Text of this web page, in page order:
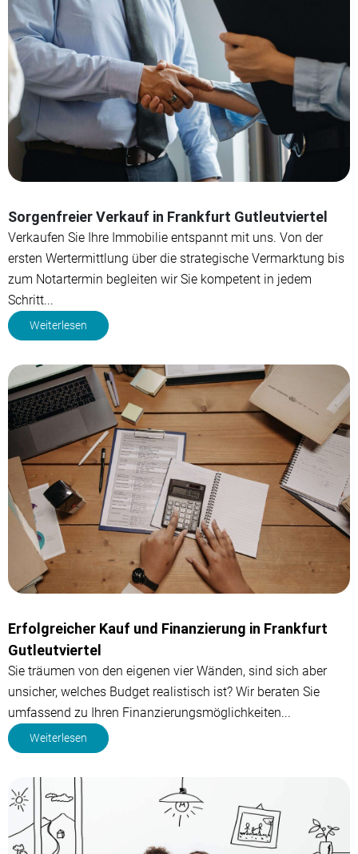
Sorgenfreier Verkauf in Frankfurt Gutleutviertel
Verkaufen Sie Ihre Immobilie entspannt mit uns. Von der
ersten Wertermittlung über die strategische Vermarktung bis
zum Notartermin begleiten wir Sie kompetent in jedem
Schritt...
Weiterlesen
Erfolgreicher Kauf und Finanzierung in Frankfurt
Gutleutviertel
Sie träumen von den eigenen vier Wänden, sind sich aber
unsicher, welches Budget realistisch ist? Wir beraten Sie
umfassend zu Ihren Finanzierungsmöglichkeiten...
Weiterlesen